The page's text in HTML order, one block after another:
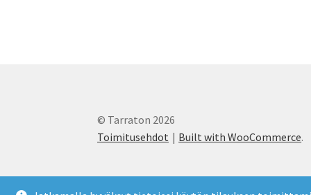
© Tarraton 2026
Toimitusehdot
Built with WooCommerce.